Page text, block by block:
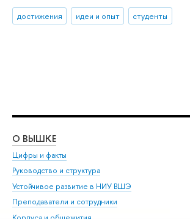
достижения идеи и опыт студенты
О ВЫШКЕ
Цифры и факты
Руководство и структура
Устойчивое развитие в НИУ ВШЭ
Преподаватели и сотрудники